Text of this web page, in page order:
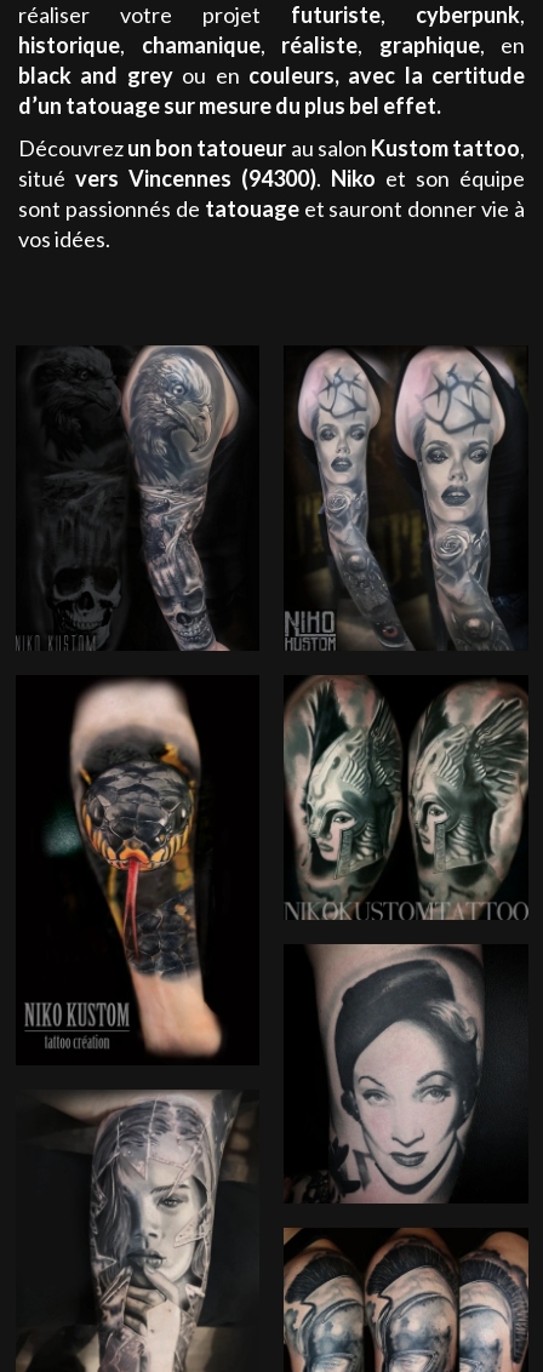
réaliser votre projet futuriste, cyberpunk,
historique, chamanique, réaliste, graphique, en
black and greyou en couleurs, avec la certitude
d’un tatouage sur mesure du plus bel effet.
Découvrezun bon tatoueur au salon Kustom tattoo,
situé vers Vincennes (94300). Niko et son équipe
sont passionnés de tatouage et sauront donner vie à
vos idées.